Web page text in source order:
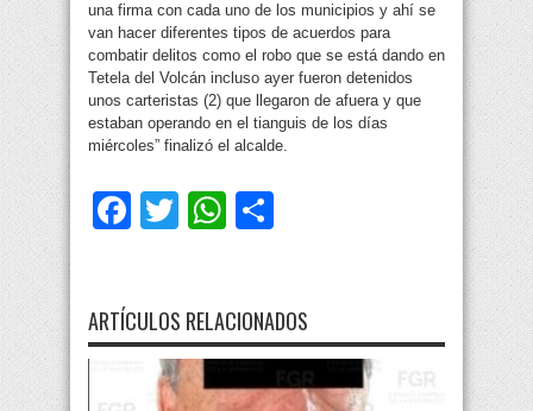
una firma con cada uno de los municipios y ahí se
van hacer diferentes tipos de acuerdos para
combatir delitos como el robo que se está dando en
Tetela del Volcán incluso ayer fueron detenidos
unos carteristas (2) que llegaron de afuera y que
estaban operando en el tianguis de los días
miércoles” finalizó el alcalde.
Facebook
TwitterWhatsApp
ARTÍCULOS RELACIONADOS